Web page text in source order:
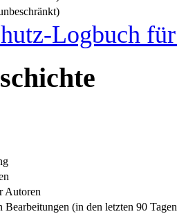
Logbuch
Autoren
(in den letzten 90